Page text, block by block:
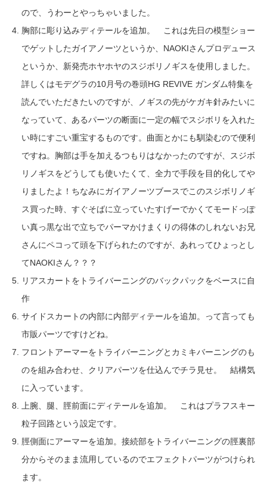
ので、うわーとやっちゃいました。
胸部に彫り込みディテールを追加。 これは先日の模型ショー
でゲットしたガイアノーツというか、NAOKIさんプロデュース
というか、新発売ホヤホヤのスジボリノギスを使用しました。
詳しくはモデグラの10月号の巻頭HG REVIVE ガンダム特集を
読んでいただきたいのですが、ノギスの先がケガキ針みたいに
なっていて、あるパーツの断面に一定の幅でスジボリを入れた
い時にすごい重宝するものです。曲面とかにも馴染むので便利
ですね。胸部は手を加えるつもりはなかったのですが、スジボ
リノギスをどうしても使いたくて、全力で手段を目的化してや
りましたよ！ちなみにガイアノーツブースでこのスジボリノギ
ス買った時、すぐそばに立っていたすげーでかくてモードっぽ
い真っ黒な出で立ちでパーマかけまくりの得体のしれないお兄
さんにペコって頭を下げられたのですが、あれってひょっとし
てNAOKIさん？？？
リアスカートをトライバーニングのバックパックをベースに自
作
サイドスカートの内部に内部ディテールを追加。って言っても
市販パーツですけどね。
フロントアーマーをトライバーニングとカミキバーニングのも
のを組み合わせ、クリアパーツを仕込んでチラ見せ。 結構気
に入っています。
上腕、腿、脛前面にディテールを追加。 これはプラフスキー
粒子回路という設定です。
脛側面にアーマーを追加。接続部をトライバーニングの脛裏部
分からそのまま流用しているのでエフェクトパーツがつけられ
ます。